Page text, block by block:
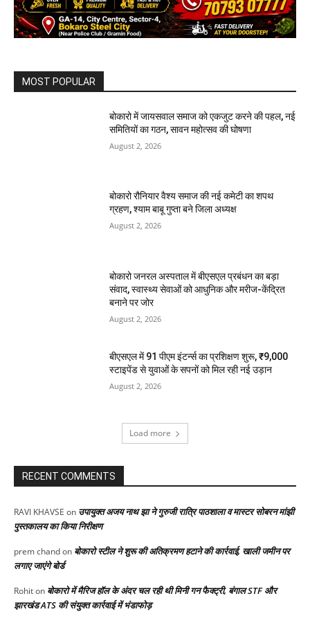
MOST POPULAR
बोकारो में जायसवाल समाज को एकजुट करने की पहल, नई
समितियों का गठन, सावन महोत्सव की घोषणा
August 2, 2026
बोकारो रौनियार वैश्य समाज की नई कमेटी का शपथ
ग्रहण, श्याम बाबू गुप्ता बने जिला अध्यक्ष
August 2, 2026
बोकारो जनरल अस्पताल में बीएसएल प्रबंधन का बड़ा
संवाद, स्वास्थ्य सेवाओं को आधुनिक और मरीज-केंद्रित
बनाने पर जोर
August 2, 2026
बीएसएल में 91 पीएम इंटर्न्स का प्रशिक्षण शुरू, ₹9,000
स्टाइपेंड से युवाओं के सपनों को मिल रही नई उड़ान
August 2, 2026
Load more
RECENT COMMENTS
RAVI KHAVSE on उपायुक्त अजय नाथ झा ने गुरुजी रात्रि पाठशाला व मास्टर सोबरन मांझी
पुस्तकालय का किया निरीक्षण
prem chandon बोकारो स्टील ने शुरू की अतिक्रमण हटाने की कार्रवाई, खाली जमीन पर
लगाए जाएंगे बोर्ड
Rohiton बोकारो में मैरिज हॉल के अंदर चल रही थी मिनी गन फैक्ट्री, बंगाल STF और
झारखंड ATS की संयुक्त कार्रवाई में भंडाफोड़